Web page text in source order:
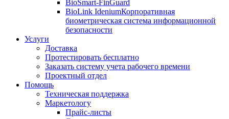
BioSmart-FinGuard
BioLink IdeniumКорпоративная
биометрическая система информационной
безопасности
Услуги
Доставка
Протестировать бесплатно
Заказать систему учета рабочего времени
Проектный отдел
Помощь
Техническая поддержка
Маркетологу
Прайс-листы